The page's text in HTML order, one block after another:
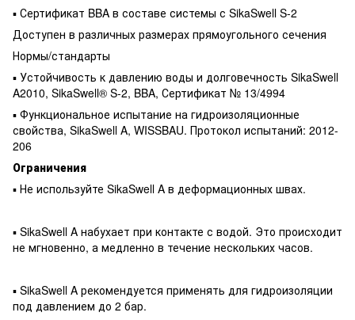
▪ Сертификат BBA в составе системы с SikaSwell S-2
Доступен в различных размерах прямоугольного сечения
Нормы/стандарты
▪ Устойчивость к давлению воды и долговечность SikaSwell
A2010, SikaSwell® S-2, BBA, Сертификат № 13/4994
▪ Функциональное испытание на гидроизоляционные
свойства, SikaSwell A, WISSBAU. Протокол испытаний: 2012-
206
Ограничения
▪ Не используйте SikaSwell A в деформационных швах.
▪ SikaSwell A набухает при контакте с водой. Это происходит
не мгновенно, а медленно в течение нескольких часов.
▪ SikaSwell A рекомендуется применять для гидроизоляции
под давлением до 2 бар.